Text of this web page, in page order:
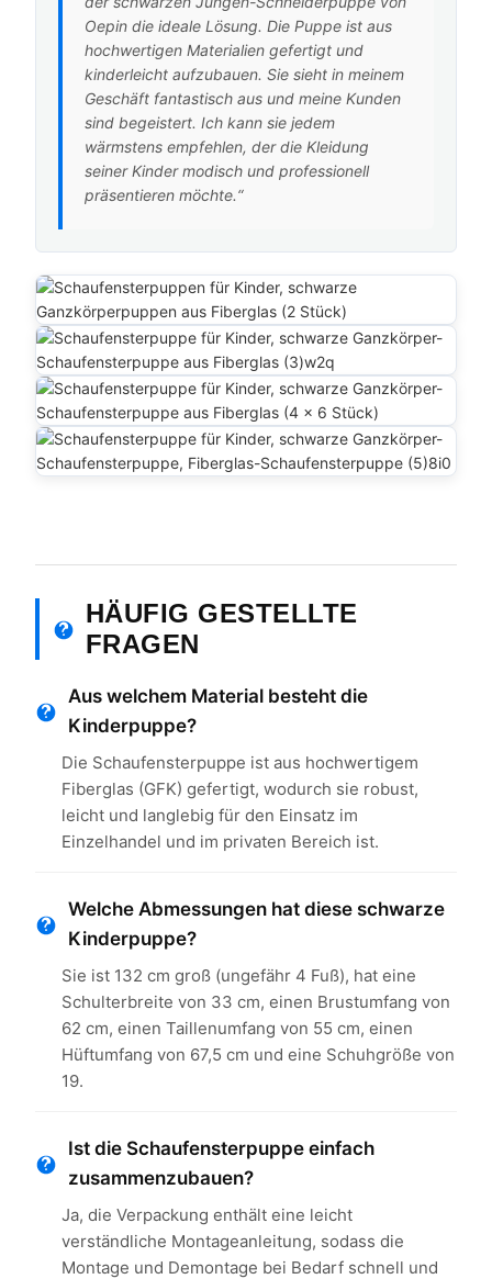
Oepin die ideale Lösung. Die Puppe ist aus
hochwertigen Materialien gefertigt und
kinderleicht aufzubauen. Sie sieht in meinem
Geschäft fantastisch aus und meine Kunden
sind begeistert. Ich kann sie jedem
wärmstens empfehlen, der die Kleidung
seiner Kinder modisch und professionell
präsentieren möchte.“
HÄUFIG GESTELLTE
FRAGEN
Aus welchem ​​Material besteht die
Kinderpuppe?
Die Schaufensterpuppe ist aus hochwertigem
Fiberglas (GFK) gefertigt, wodurch sie robust,
leicht und langlebig für den Einsatz im
Einzelhandel und im privaten Bereich ist.
Welche Abmessungen hat diese schwarze
Kinderpuppe?
Sie ist 132 cm groß (ungefähr 4 Fuß), hat eine
Schulterbreite von 33 cm, einen Brustumfang von
62 cm, einen Taillenumfang von 55 cm, einen
Hüftumfang von 67,5 cm und eine Schuhgröße von
19.
Ist die Schaufensterpuppe einfach
zusammenzubauen?
Ja, die Verpackung enthält eine leicht
verständliche Montageanleitung, sodass die
Montage und Demontage bei Bedarf schnell und